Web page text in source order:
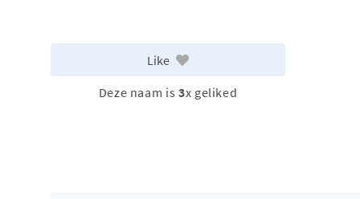
Like
Deze naam is 3x geliked